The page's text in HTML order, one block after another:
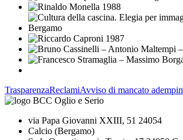
TrasparenzaReclamiAvviso di mancato
via Papa Giovanni XXIII, 51 24054
Calcio (Bergamo)